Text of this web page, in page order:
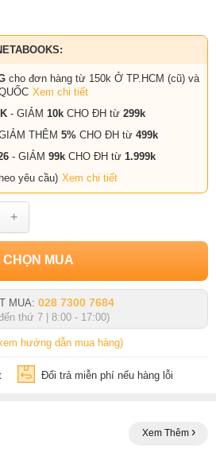
cho đơn hàng từ 150k Ở TP.HCM (cũ) và
Xem chi tiết
- GIẢM 10k CHO ĐH từ 299k
THÊM 5% CHO ĐH từ 499k
- GIẢM 99k CHO ĐH từ 1.999k
yêu cầu) Xem chi tiết
+
CHỌN MUA
MUA: 028 7300 7684
thứ 7 | 8:00 - 17:00)
hướng dẫn mua hàng)
Đổi trả miễn phí nếu hàng lỗi
Xem Thêm